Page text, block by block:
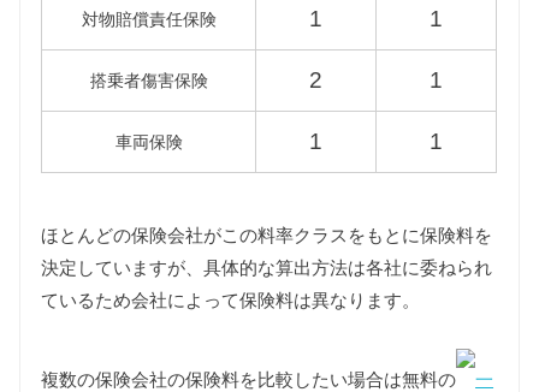
重量税
軽自動車の重量税は車両重量の大小にかかわらず同
じ課税クラスとなります。
また3代目ステラはすべてエコカーに認定されていま
車検費用
車検代行料金、一般消耗品の交換費用などを含め車
検費用を30,000円としています。
3代目ステラは軽自動車ですので、自賠責の金額は
対物賠償責任保険 1 1
搭乗者傷害保険 2 1
車両保険 1 1
ほとんどの保険会社がこの料率クラスをもとに保険料を
決定していますが、具体的な算出方法は各社に委ねられ
ているため会社によって保険料は異なります。
複数の保険会社の保険料を比較したい場合は無料の
一